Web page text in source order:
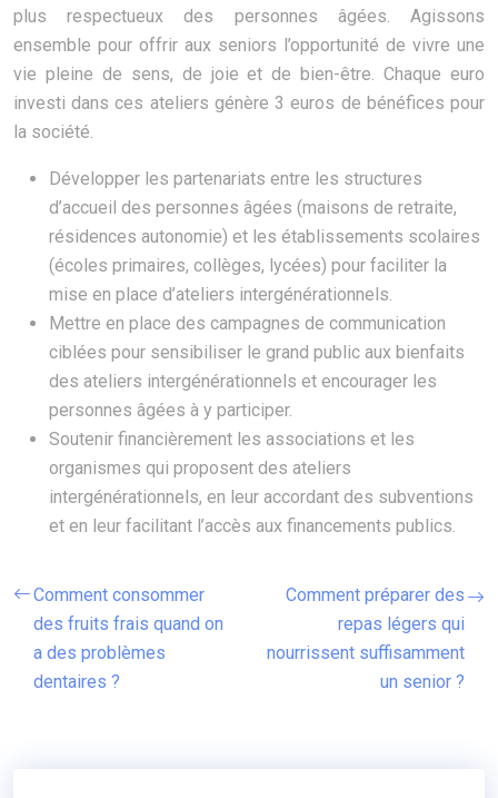
plus respectueux des personnes âgées. Agissons
ensemble pour offrir aux seniors l’opportunité de vivre une
vie pleine de sens, de joie et de bien-être. Chaque euro
investi dans ces ateliers génère 3 euros de bénéfices pour
la société.
Développer les partenariats entre les structures
d’accueil des personnes âgées (maisons de retraite,
résidences autonomie) et les établissements scolaires
(écoles primaires, collèges, lycées) pour faciliter la
mise en place d’ateliers intergénérationnels.
Mettre en place des campagnes de communication
ciblées pour sensibiliser le grand public aux bienfaits
des ateliers intergénérationnels et encourager les
personnes âgées à y participer.
Soutenir financièrement les associations et les
organismes qui proposent des ateliers
intergénérationnels, en leur accordant des subventions
et en leur facilitant l’accès aux financements publics.
Comment consommer
des fruits frais quand on
a des problèmes
dentaires ?
Comment préparer des
repas légers qui
nourrissent suffisamment
un senior ?